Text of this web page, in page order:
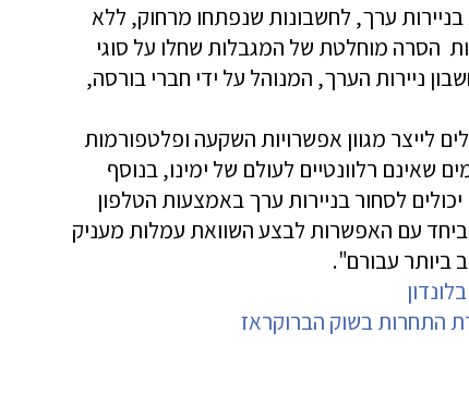
ערך, לחשבונות שנפתחו מרחוק, ללא
הסרה מוחלטת של המגבלות שחלו על סוגי
ניירות הערך, המנוהל על ידי חברי בורסה,
לייצר מגוון אפשרויות השקעה ופלטפורמות
רלוונטיים לעולם של ימינו, בנוסף
לסחור בניירות ערך באמצעות הטלפון
עם האפשרות לבצע השוואת עמלות מעניק
ביותר עבורם".
התחרות בשוק הברוקראז